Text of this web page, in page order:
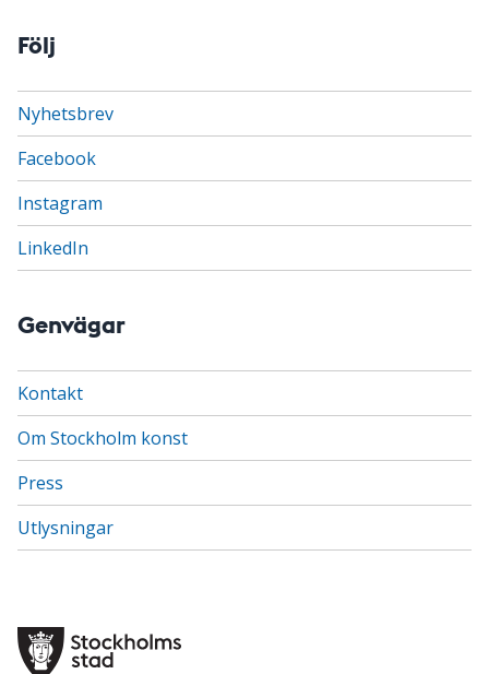
Följ
Nyhetsbrev
Facebook
Instagram
LinkedIn
Genvägar
Kontakt
Om Stockholm konst
Press
Utlysningar